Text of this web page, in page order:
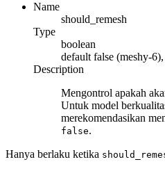
Name
should_remesh
Type
boolean
default false (meshy-
Description
Mengontrol apakah
Untuk model
merekomendasikan
false.
Hanya berlaku ketika